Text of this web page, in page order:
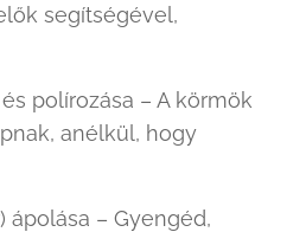
segítségével,
polírozása – A körmök
anélkül, hogy
ápolása – Gyengéd,